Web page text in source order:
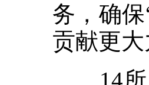
务，确
贡献更大